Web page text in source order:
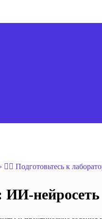
✍🏻 Подготовьтесь к
ИИ-